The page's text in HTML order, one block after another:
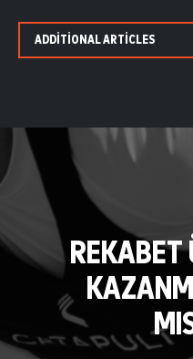
ADDITIONAL ARTICLES